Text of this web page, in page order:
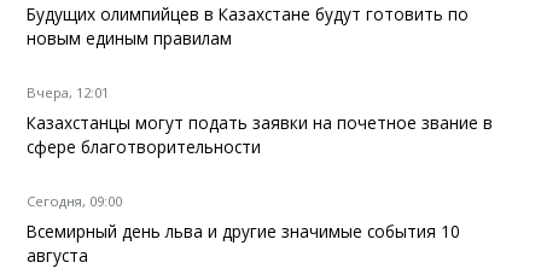
Будущих олимпийцев в Казахстане будут готовить по
новым единым правилам
Вчера, 12:01
Казахстанцы могут подать заявки на почетное звание в
сфере благотворительности
Сегодня, 09:00
Всемирный день льва и другие значимые события 10
августа